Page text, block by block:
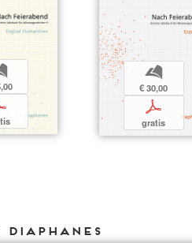
b
€ 30,00
p
gratis